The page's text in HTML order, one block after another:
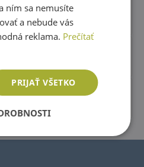
ním sa nemusíte
a nebude vás
reklama. Prečítať
PRIJAŤ VŠETKO